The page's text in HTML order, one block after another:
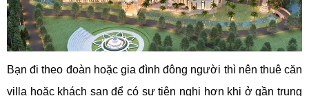
Bạn đi theo đoàn hoặc gia đình đông người thì nên thuê căn
villa hoặc khách sạn để có sự tiện nghi hơn khi ở gần trung